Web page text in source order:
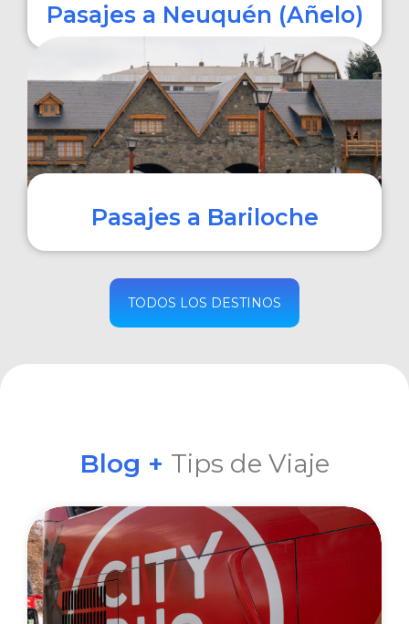
Pasajes a Neuquén (Añelo)
COMPRAR
Pasajes a Bariloche
COMPRAR
TODOS LOS DESTINOS
Blog + Tips de Viaje